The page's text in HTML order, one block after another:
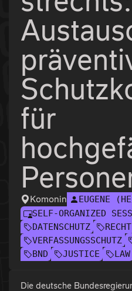
für
Komonin EUGENE
SELF-ORGANIZED
DATENSCHUTZ
RECHT
VERFASSUNGSSCHUTZ
BND
JUSTICE LAW
Die deutsche